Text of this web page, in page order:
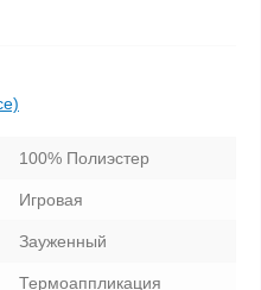
100% Полиэстер
Игровая
Зауженный
Термоаппликация